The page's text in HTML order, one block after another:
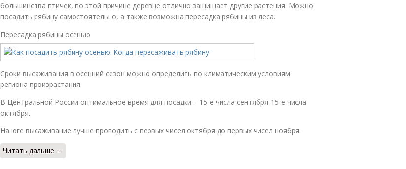
большинства птичек, по этой причине деревце отлично защищает другие растения. Можно
посадить рябину самостоятельно, а также возможна пересадка рябины из леса.
Пересадка рябины осенью
Сроки высаживания в осенний сезон можно определить по климатическим условиям
региона произрастания.
В Центральной России оптимальное время для посадки – 15-е числа сентября-15-е числа
октября.
На юге высаживание лучше проводить с первых чисел октября до первых чисел ноября.
Читать дальше →